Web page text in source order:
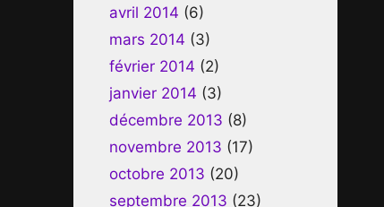
avril 2014 (6)
mars 2014 (3)
février 2014 (2)
janvier 2014 (3)
décembre 2013 (8)
novembre 2013 (17)
octobre 2013 (20)
septembre 2013 (23)